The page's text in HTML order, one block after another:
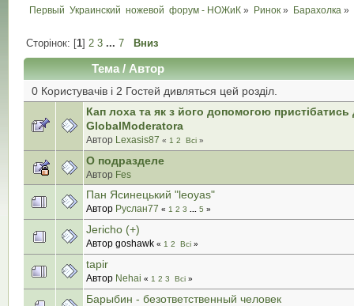
Первый  Украинский  ножевой  форум - НОЖиК » Ринок » Барахолка »
Сторінок: [1] 2 3 ... 7 Вниз
Тема/Автор
0 Користувачів і 2 Гостей дивляться цей розділ.
Кап лоха та як з його допомогою пристібатись
GlobalModeratora
Автор Lexasis87 « 1 2 Всі »
О подразделе
Автор Fes
Пан Ясинецький "leoyas"
Автор Руслан77 « 1 2 3 5 »
Jericho (+)
Автор goshawk « 1 2 Всі »
tapir
Автор Nehai « 1 2 3 Всі »
Барыбин - безответственный человек